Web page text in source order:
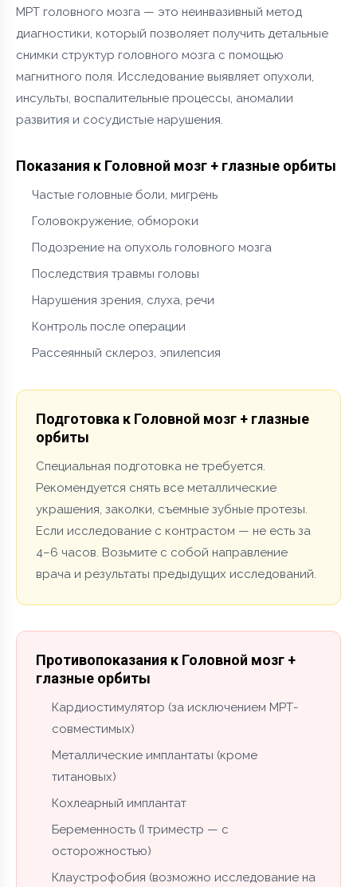
МРТ головного мозга — это неинвазивный метод
диагностики, который позволяет получить детальные
снимки структур головного мозга с помощью
магнитного поля. Исследование выявляет опухоли,
инсульты, воспалительные процессы, аномалии
развития и сосудистые нарушения.
Показания к Головной мозг + глазные орбиты
Частые головные боли, мигрень
Головокружение, обмороки
Подозрение на опухоль головного мозга
Последствия травмы головы
Нарушения зрения, слуха, речи
Контроль после операции
Рассеянный склероз, эпилепсия
Подготовка к Головной мозг + глазные
орбиты
Специальная подготовка не требуется.
Рекомендуется снять все металлические
украшения, заколки, съемные зубные протезы.
Если исследование с контрастом — не есть за
4–6 часов. Возьмите с собой направление
врача и результаты предыдущих исследований.
Противопоказания к Головной мозг +
глазные орбиты
Кардиостимулятор (за исключением МРТ-
совместимых)
Металлические имплантаты (кроме
титановых)
Кохлеарный имплантат
Беременность (I триместр — с
осторожностью)
Клаустрофобия (возможно исследование на